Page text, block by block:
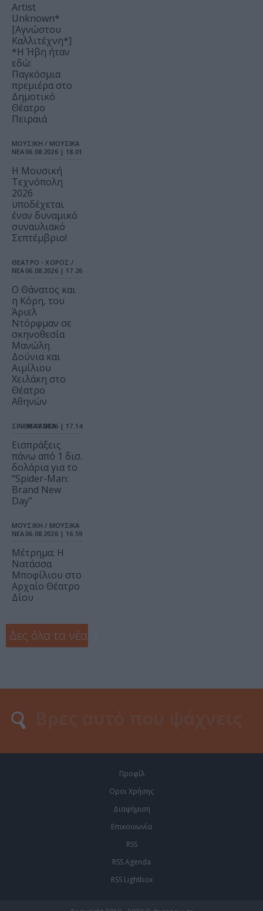
Artist
Unknown*
[Αγνώστου
Καλλιτέχνη*]
*Η Ήβη ήταν
εδώ:
Παγκόσμια
πρεμιέρα στο
Δημοτικό
Θέατρο
Πειραιά
ΜΟΥΣΙΚΗ / ΜΟΥΣΙΚΑ
ΝΕΑ 06.08.2026 | 18.01
Η Μουσική
Τεχνόπολη
2026
υποδέχεται
έναν δυναμικό
συναυλιακό
Σεπτέμβριο!
ΘΕΑΤΡΟ - ΧΟΡΟΣ /
ΝΕΑ 06.08.2026 | 17.26
Ο Θάνατος και
η Κόρη, του
Άριελ
Ντόρφμαν σε
σκηνοθεσία
Μανώλη
Δούνια και
Αιμίλιου
Χειλάκη στο
Θέατρο
Αθηνών
ΣΙΝΕΜΑ / ΝΕΑ
06.08.2026 | 17.14
Εισπράξεις
πάνω από 1 δισ.
δολάρια για το
“Spider-Man:
Brand New
Day”
ΜΟΥΣΙΚΗ / ΜΟΥΣΙΚΑ
ΝΕΑ 06.08.2026 | 16.59
Μέτρημα: Η
Νατάσσα
Μποφίλιου στο
Αρχαίο Θέατρο
Δίου
Δες όλα τα νέα
Προφίλ
Οροι Χρήσης
Διαφήμιση
Επικοινωνία
RSS
RSS Agenda
RSS Lightbox